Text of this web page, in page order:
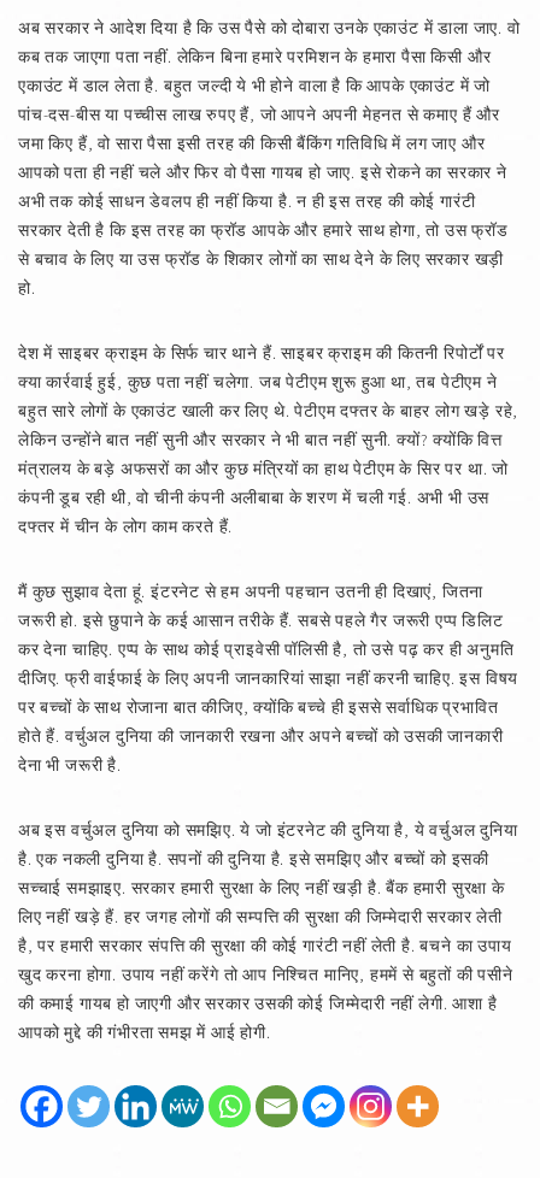
अब सरकार ने आदेश दिया है कि उस पैसे को दोबारा उनके एकाउंट में डाला जाए. वो
कब तक जाएगा पता नहीं. लेकिन बिना हमारे परमिशन के हमारा पैसा किसी और
एकाउंट में डाल लेता है. बहुत जल्दी ये भी होने वाला है कि आपके एकाउंट में जो
पांच-दस-बीस या पच्चीस लाख रुपए हैं, जो आपने अपनी मेहनत से कमाए हैं और
जमा किए हैं, वो सारा पैसा इसी तरह की किसी बैंकिंग गतिविधि में लग जाए और
आपको पता ही नहीं चले और फिर वो पैसा गायब हो जाए. इसे रोकने का सरकार ने
अभी तक कोई साधन डेवलप ही नहीं किया है. न ही इस तरह की कोई गारंटी
सरकार देती है कि इस तरह का फ्रॉड आपके और हमारे साथ होगा, तो उस फ्रॉड
से बचाव के लिए या उस फ्रॉड के शिकार लोगों का साथ देने के लिए सरकार खड़ी
हो.
देश में साइबर क्राइम के सिर्फ चार थाने हैं. साइबर क्राइम की कितनी रिपोर्टों पर
क्या कार्रवाई हुई, कुछ पता नहीं चलेगा. जब पेटीएम शुरू हुआ था, तब पेटीएम ने
बहुत सारे लोगों के एकाउंट खाली कर लिए थे. पेटीएम दफ्तर के बाहर लोग खड़े रहे,
लेकिन उन्होंने बात नहीं सुनी और सरकार ने भी बात नहीं सुनी. क्यों? क्योंकि वित्त
मंत्रालय के बड़े अफसरों का और कुछ मंत्रियों का हाथ पेटीएम के सिर पर था. जो
कंपनी डूब रही थी, वो चीनी कंपनी अलीबाबा के शरण में चली गई. अभी भी उस
दफ्तर में चीन के लोग काम करते हैं.
मैं कुछ सुझाव देता हूं. इंटरनेट से हम अपनी पहचान उतनी ही दिखाएं, जितना
जरूरी हो. इसे छुपाने के कई आसान तरीके हैं. सबसे पहले गैर जरूरी एप्प डिलिट
कर देना चाहिए. एप्प के साथ कोई प्राइवेसी पॉलिसी है, तो उसे पढ़ कर ही अनुमति
दीजिए. फ्री वाईफाई के लिए अपनी जानकारियां साझा नहीं करनी चाहिए. इस विषय
पर बच्चों के साथ रोजाना बात कीजिए, क्योंकि बच्चे ही इससे सर्वाधिक प्रभावित
होते हैं. वर्चुअल दुनिया की जानकारी रखना और अपने बच्चों को उसकी जानकारी
देना भी जरूरी है.
अब इस वर्चुअल दुनिया को समझिए. ये जो इंटरनेट की दुनिया है, ये वर्चुअल दुनिया
है. एक नकली दुनिया है. सपनों की दुनिया है. इसे समझिए और बच्चों को इसकी
सच्चाई समझाइए. सरकार हमारी सुरक्षा के लिए नहीं खड़ी है. बैंक हमारी सुरक्षा के
लिए नहीं खड़े हैं. हर जगह लोगों की सम्पत्ति की सुरक्षा की जिम्मेदारी सरकार लेती
है, पर हमारी सरकार संपत्ति की सुरक्षा की कोई गारंटी नहीं लेती है. बचने का उपाय
खुद करना होगा. उपाय नहीं करेंगे तो आप निश्चित मानिए, हममें से बहुतों की पसीने
की कमाई गायब हो जाएगी और सरकार उसकी कोई जिम्मेदारी नहीं लेगी. आशा है
आपको मुद्दे की गंभीरता समझ में आई होगी.